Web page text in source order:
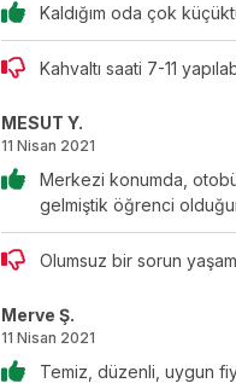
Kaldığım oda çok
Kahvaltı saati 7-11
MESUT Y.
11 Nisan 2021
Merkezi konumda,
gelmiştik öğrenci
Olumsuz bir sorun
Merve Ş.
11 Nisan 2021
Temiz, düzenli, uygun